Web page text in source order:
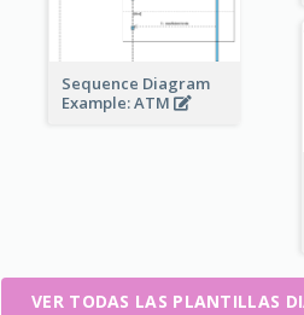
Sequence Diagram
Example: ATM
VER TODAS LAS PLANTILLAS